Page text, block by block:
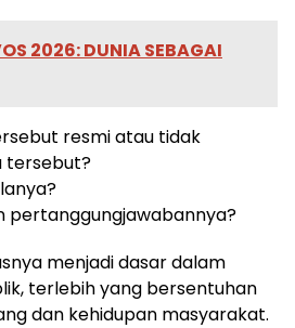
2026: DUNIA SEBAGAI
resmi atau tidak
tersebut?
pertanggungjawabannya?
menjadi dasar dalam
terlebih yang bersentuhan
dan kehidupan masyarakat.